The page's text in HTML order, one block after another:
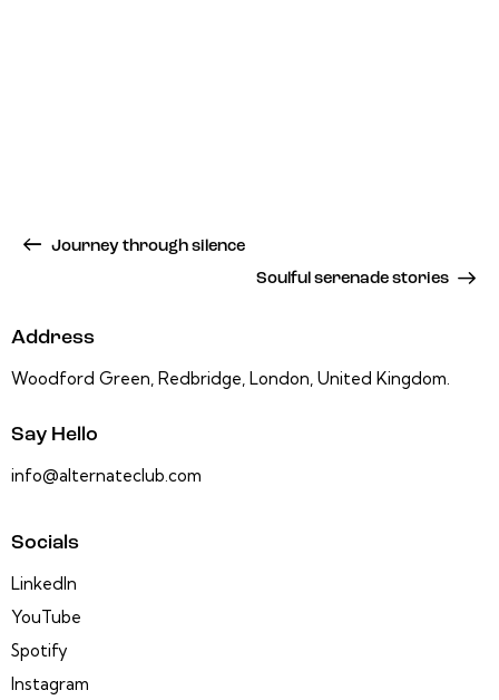
Journey through silence
Soulful serenade stories
Address
Woodford Green, Redbridge, London, United Kingdom.
Say Hello
info@alternateclub.com
Socials
LinkedIn
YouTube
Spotify
Instagram